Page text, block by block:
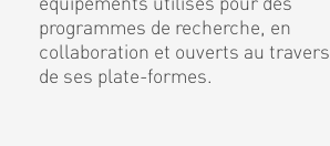
programmes de recherche, en
collaboration et ouverts au travers
de ses plate-formes.